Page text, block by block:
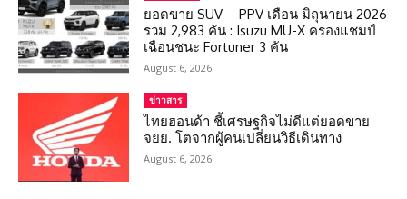
ยอดขาย SUV – PPV เดือน มิถุนายน 2026
รวม 2,983 คัน : Isuzu MU-X ครองแชมป์
เฉือนชนะ Fortuner 3 คัน
August 6, 2026
ข่าวสาร
ไทยฮอนด้า ชี้เศรษฐกิจไม่ดีแต่ยอดขาย
จยย. โตจากผู้คนเปลี่ยนวิธีเดินทาง
August 6, 2026